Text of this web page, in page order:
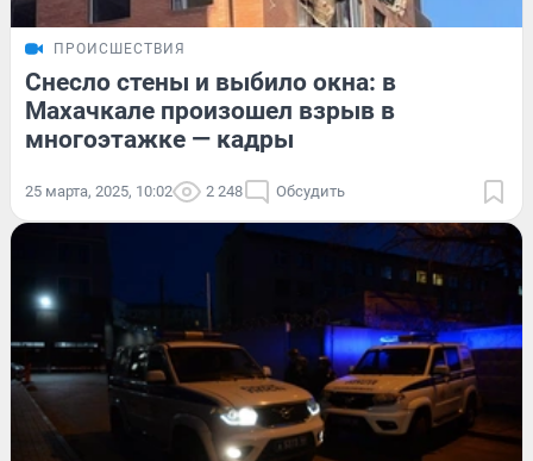
ПРОИСШЕСТВИЯ
Снесло стены и выбило окна: в
Махачкале произошел взрыв в
многоэтажке — кадры
25 марта, 2025, 10:02 2 248 Обсудить